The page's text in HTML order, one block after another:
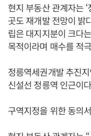
현지 부동산 관계자는
곳도 재개발 전망이 밝
립은 대지지분이 크다
목적이라며 매수를 적
정릉역세권개발 추진
신설선 정릉역 인근이
구역지정을 위한 동의